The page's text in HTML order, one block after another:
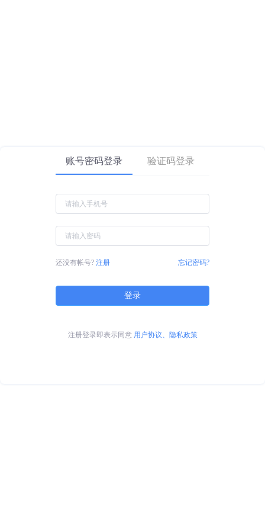
账号密码登录 验证码登录
还没有帐号? 注册 忘记密码?
登录
注册登录即表示同意 用户协议、隐私政策